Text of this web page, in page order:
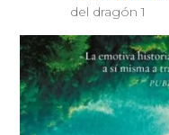
del dragón 1